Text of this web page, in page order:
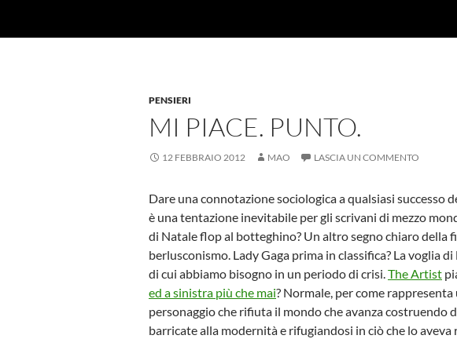
PENSIERI
MI PIACE. PUNTO.
12 FEBBRAIO 2012 MAO LASCIA UN COMMENTO
Dare una connotazione sociologica a qualsiasi successo
è una tentazione inevitabile per gli scrivani di mezzo
di Natale flop al botteghino? Un altro segno chiaro della
berlusconismo. Lady Gaga prima in classifica? La voglia di
di cui abbiamo bisogno in un periodo di crisi.The Artist
ed a sinistra più che mai? Normale, per come rappresenta
personaggio che rifiuta il mondo che avanza costruendo
barricate alla modernità e rifugiandosi in ciò che lo aveva